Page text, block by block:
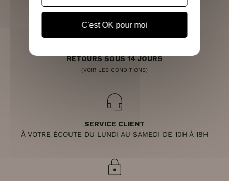
RETOURS SOUS 14 JOURS
(VOIR LES CONDITIONS)
SERVICE CLIENT
À VOTRE ÉCOUTE DU LUNDI AU SAMEDI DE 10H À 18H
C'est OK pour moi